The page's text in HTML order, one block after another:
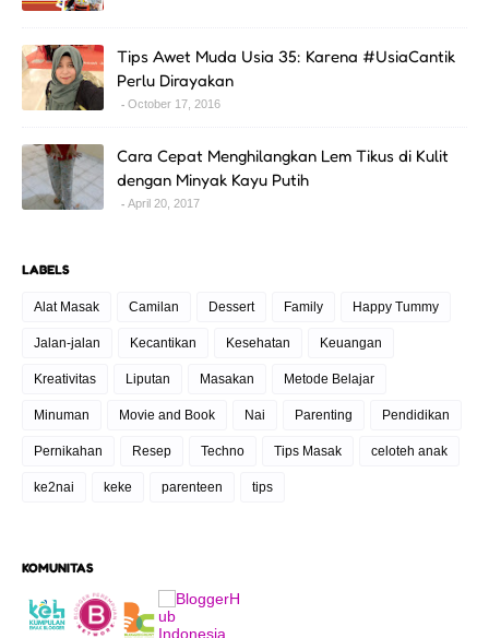
Tips Awet Muda Usia 35: Karena #UsiaCantik
Perlu Dirayakan
October 17, 2016
Cara Cepat Menghilangkan Lem Tikus di Kulit
dengan Minyak Kayu Putih
April 20, 2017
LABELS
Alat Masak Camilan Dessert Family Happy Tummy
Jalan-jalan Kecantikan Kesehatan Keuangan
Kreativitas Liputan Masakan Metode Belajar
Minuman Movie and Book Nai Parenting Pendidikan
Pernikahan Resep Techno Tips Masak celoteh anak
ke2nai keke parenteen tips
KOMUNITAS